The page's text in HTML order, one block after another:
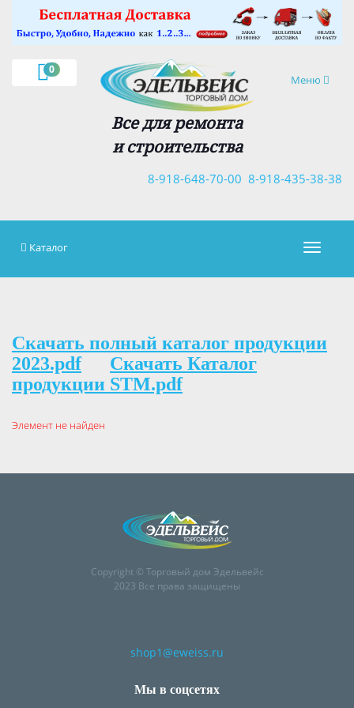
0
Навигация
Меню
Все для ремонта
и строительства
8-918-435-38-38
8-918-648-70-00
×
Каталог
Скачать полный каталог продукции
2023.pdf
Скачать Каталог
продукции STM.pdf
Элемент не найден
Copyright © Торговый дом Эдельвейс
2023 Все права защищены
shop1@eweiss.ru
Мы в соцсетях